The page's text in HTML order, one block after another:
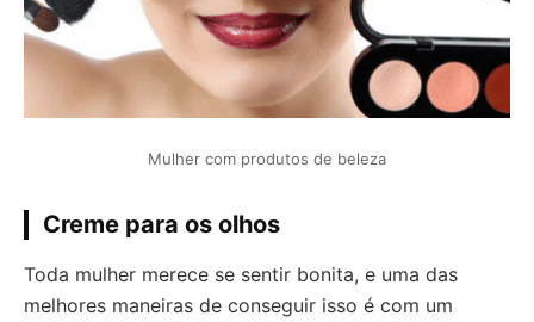
Mulher com produtos de beleza
Creme para os olhos
Toda mulher merece se sentir bonita, e uma das
melhores maneiras de conseguir isso é com um